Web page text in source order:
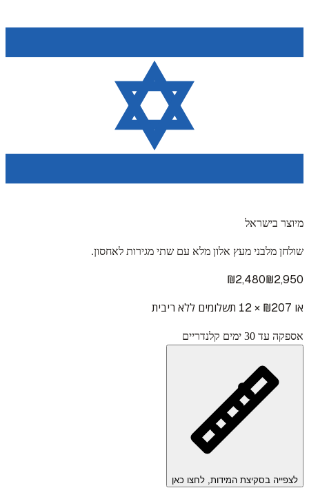
מיוצר בישראל
שולחן מלבני מעץ אלון מלא עם שתי מגירות לאחסון.
₪2,480₪2,950
או ₪ 207 × 12 תשלומים ללא ריבית
אספקה עד 30 ימים קלנדריים
לצפייה בסקיצת המידות, לחצו כאן